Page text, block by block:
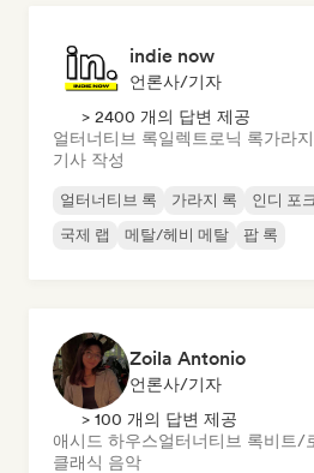
indie now
언론사/기자
> 2400 개의 답변 제공
얼터너티브 록일렉트로닉 록가라
기사 작성
얼터너티브 록 가라지 록 인디 포
국제 랩
메탈/헤비 메탈 팝 록
Zoila Antonio
언론사/기자
> 100 개의 답변 제공
애시드 하우스얼터너티브 록비트/
클래식 음악